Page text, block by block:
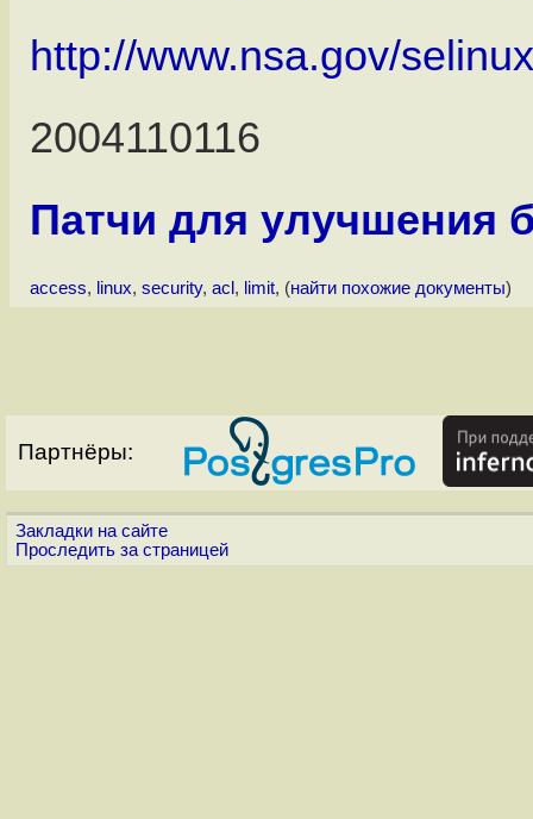
http://www.nsa.gov/
2004110116
Патчи для улучшения
access, linux, security, acl , limit, (найти похожие документы)
Партнёры:
Закладки на сайте
Проследить за страницей